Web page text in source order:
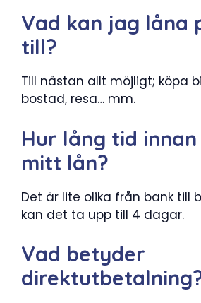
Vad kan jag låna
till?
Till nästan allt möjligt; köpa
bostad, resa… mm.
Hur lång tid
mitt lån?
Det är lite olika från bank till
kan det ta upp till 4 dagar.
Vad betyder